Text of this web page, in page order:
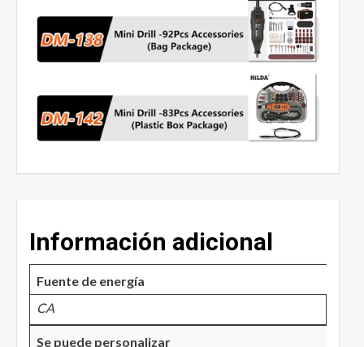
Información adicional
Fuente de energía
CA
Se puede personalizar